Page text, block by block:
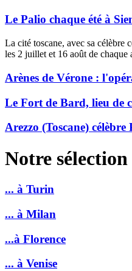
Le Palio chaque été à
La cité toscane, avec sa célèbre
les 2 juillet et 16 août de chaque
Arènes de Vérone :
Le Fort de Bard, lieu de
Arezzo (Toscane)
Notre
... à Turin
... à Milan
...à Florence
... à Venise